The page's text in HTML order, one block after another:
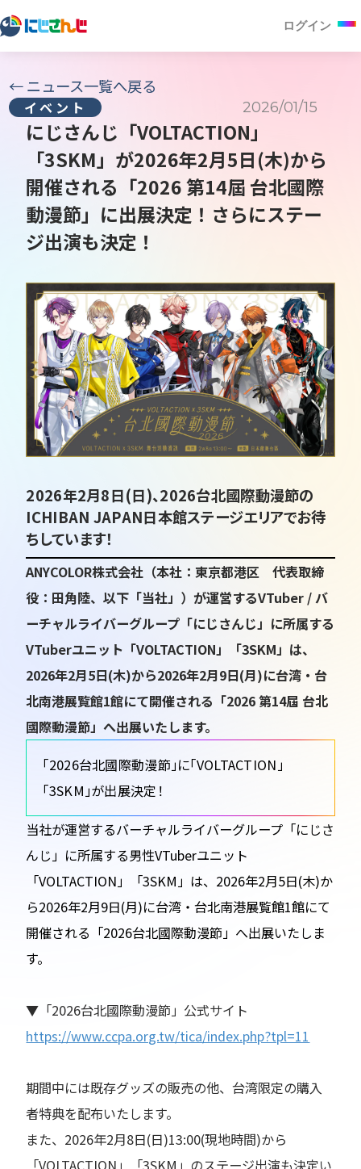
ログイン
←ニュース一覧へ戻る
イベント 2026/01/15
にじさんじ「VOLTACTION」
「3SKM」が2026年2月5日(木)から
開催される「2026 第14屆 台北國際
動漫節」に出展決定！さらにステー
ジ出演も決定！
2026年2月8日(日)、2026台北國際動漫節の
ICHIBAN JAPAN日本館ステージエリアでお待
ちしています！
ANYCOLOR株式会社（本社：東京都港区 代表取締
役：田角陸、以下「当社」）が運営するVTuber / バ
ーチャルライバーグループ「にじさんじ」に所属する
VTuberユニット「VOLTACTION」「3SKM」は、
2026年2月5日(木)から2026年2月9日(月)に台湾・台
北南港展覧館1館にて開催される「2026 第14屆 台北
國際動漫節」へ出展いたします。
「2026台北國際動漫節」に「VOLTACTION」
「3SKM」が出展決定！
当社が運営するバーチャルライバーグループ「にじさ
んじ」に所属する男性VTuberユニット
「VOLTACTION」「3SKM」は、2026年2月5日(木)か
ら2026年2月9日(月)に台湾・台北南港展覧館1館にて
開催される「2026台北國際動漫節」へ出展いたしま
す。
▼「2026台北國際動漫節」公式サイト
https://www.ccpa.org.tw/tica/index.php?tpl=11
期間中には既存グッズの販売の他、台湾限定の購入
者特典を配布いたします。
また、2026年2月8日(日)13:00(現地時間)から
「VOLTACTION」「3SKM」のステージ出演も決定い